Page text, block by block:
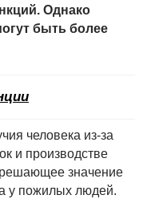
Однако
быть более
человека из-за
и производстве
значение
у пожилых людей.